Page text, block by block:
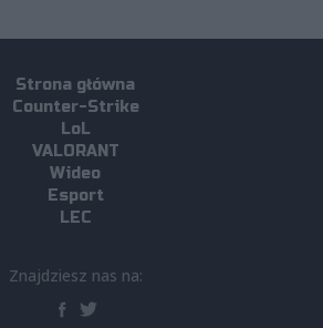
Strona główna
Counter-Strike
LoL
VALORANT
Wideo
Esport
LEC
Znajdziesz nas na: